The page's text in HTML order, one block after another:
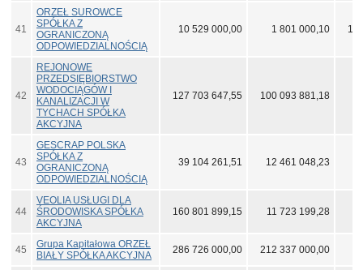
41
ORZEŁ SUROWCE
SPÓŁKA Z
OGRANICZONĄ
ODPOWIEDZIALNOŚCIĄ
10 529 000,00 1 801 000,10
42
REJONOWE
PRZEDSIĘBIORSTWO
WODOCIĄGÓW I
KANALIZACJI W
TYCHACH SPÓŁKA
AKCYJNA
127 703 647,55 100 093 881,18
43
GESCRAP POLSKA
SPÓŁKA Z
OGRANICZONĄ
ODPOWIEDZIALNOŚCIĄ
39 104 261,51 12 461 048,23
44
VEOLIA USŁUGI DLA
ŚRODOWISKA SPÓŁKA
AKCYJNA
160 801 899,15 11 723 199,28
45
Grupa Kapitałowa ORZEŁ
BIAŁY SPÓŁKA AKCYJNA
286 726 000,00 212 337 000,00